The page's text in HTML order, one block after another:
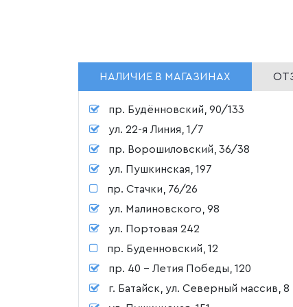
НАЛИЧИЕ В МАГАЗИНАХ
пр. Будённовский, 90/133
ул. 22-я Линия, 1/7
пр. Ворошиловский, 36/38
ул. Пушкинская, 197
пр. Стачки, 76/26
ул. Малиновского, 98
ул. Портовая 242
пр. Буденновский, 12
пр. 40 - Летия Победы, 120
г. Батайск, ул. Северный массив, 8